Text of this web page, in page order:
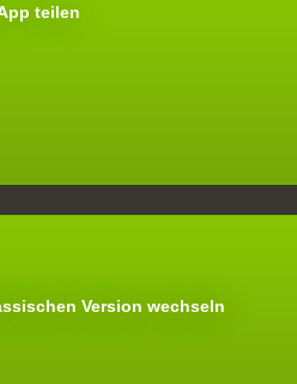
teilen
Version wechseln